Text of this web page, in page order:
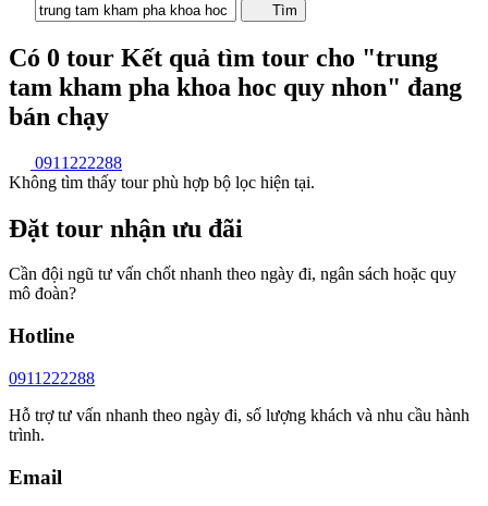
Tìm
Có 0 tour Kết quả tìm tour cho "trung
tam kham pha khoa hoc quy nhon" đang
bán chạy
0911222288
Không tìm thấy tour phù hợp bộ lọc hiện tại.
Đặt tour nhận ưu đãi
Cần đội ngũ tư vấn chốt nhanh theo ngày đi, ngân sách hoặc quy
mô đoàn?
Hotline
0911222288
Hỗ trợ tư vấn nhanh theo ngày đi, số lượng khách và nhu cầu hành
trình.
Email